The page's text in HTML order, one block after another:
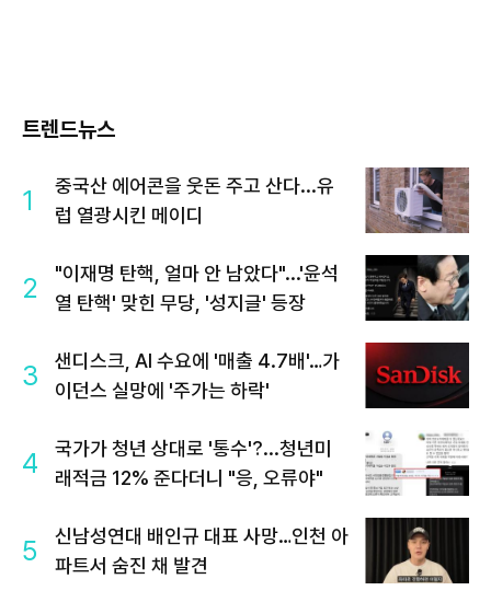
트렌드뉴스
1
중국산 에어콘을 웃돈 주고 산다...유
럽 열광시킨 메이디
2
"이재명 탄핵, 얼마 안 남았다"...'윤석
열 탄핵' 맞힌 무당, '성지글' 등장
3
샌디스크, AI 수요에 '매출 4.7배'…가
이던스 실망에 '주가는 하락'
4
국가가 청년 상대로 '통수'?...청년미
래적금 12% 준다더니 "응, 오류야"
5
신남성연대 배인규 대표 사망…인천 아
파트서 숨진 채 발견